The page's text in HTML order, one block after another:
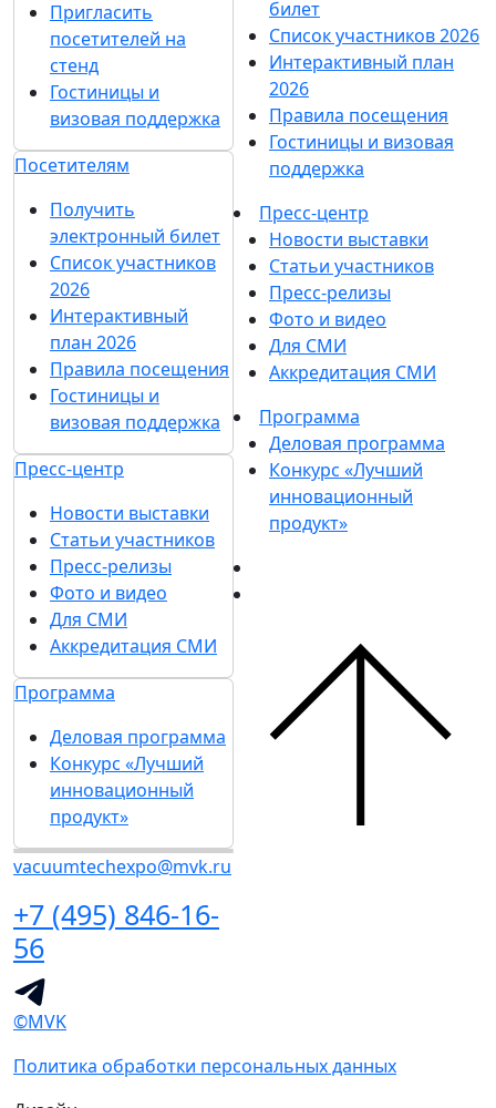
Пригласить
посетителей на
стенд
Гостиницы и
визовая поддержка
Посетителям
Получить
электронный билет
Список участников
2026
Интерактивный
план 2026
Правила посещения
Гостиницы и
визовая поддержка
Пресс-центр
Новости выставки
Статьи участников
Пресс-релизы
Фото и видео
Для СМИ
Аккредитация СМИ
Программа
Деловая программа
Конкурс «Лучший
инновационный
продукт»
vacuumtechexpo@mvk.ru
+7 (495) 846-16-
56
билет
Список участников 2026
Интерактивный план
2026
Правила посещения
Гостиницы и визовая
поддержка
Пресс-центр
Новости выставки
Статьи участников
Пресс-релизы
Фото и видео
Для СМИ
Аккредитация СМИ
Программа
Деловая программа
Конкурс «Лучший
инновационный
продукт»
©MVK
Политика обработки персональных данных